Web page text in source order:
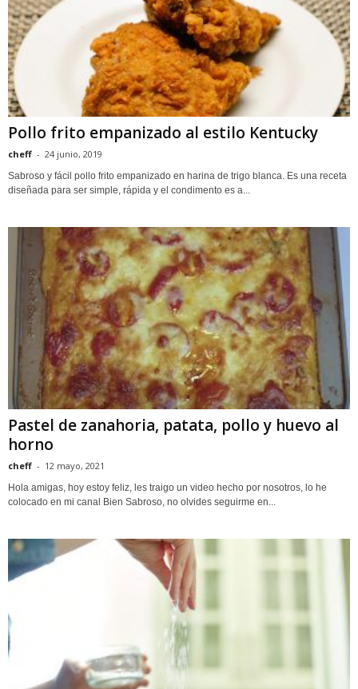
Pollo frito empanizado al estilo Kentucky
cheff - 24 junio, 2019
Sabroso y fácil pollo frito empanizado en harina de trigo blanca. Es una receta
diseñada para ser simple, rápida y el condimento es a...
Pastel de zanahoria, patata, pollo y huevo al
horno
cheff - 12 mayo, 2021
Hola amigas, hoy estoy feliz, les traigo un video hecho por nosotros, lo he
colocado en mi canal Bien Sabroso, no olvides seguirme en...